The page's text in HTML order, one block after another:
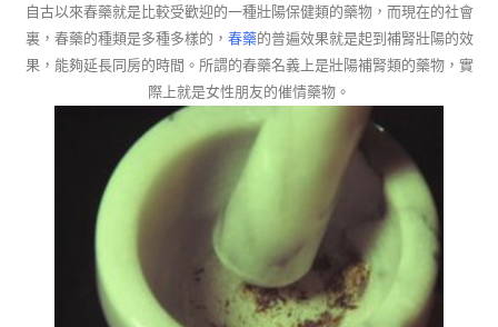
自古以來春藥就是比較受歡迎的一種壯陽保健類的藥物，而現在的社會
裏，春藥的種類是多種多樣的， 春藥的普遍效果就是起到補腎壯陽的效
果，能夠延長同房的時間。所謂的春藥名義上是壯陽補腎類的藥物，實
際上就是女性朋友的催情藥物。